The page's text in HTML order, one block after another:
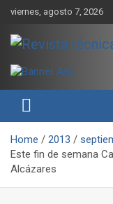
Skip
content
viernes, agosto 7, 2026
Revista
Sport
rendimiento, nutrición
Home 2013
Este fin de semana
Alcázares